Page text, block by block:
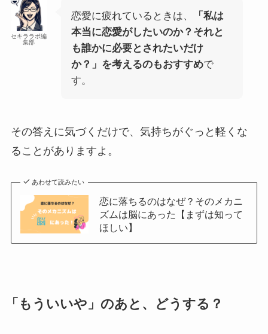
セキララボ編
集部
恋愛に疲れているときは、
「私は
本当に恋愛がしたいのか？それと
も誰かに必要とされたいだけ
か？」を考えるのもおすすめで
す。
その答えに気づくだけで、気持ちがぐっと軽くな
ることがありますよ。
あわせて読みたい
恋に落ちるのはなぜ？そのメカニ
ズムは脳にあった【まずは知って
ほしい】
「もういいや」のあと、どうする？